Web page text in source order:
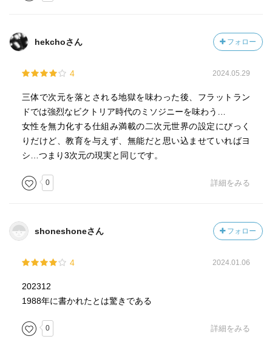
hekchoさん フォロー
4 2024.05.29
三体で次元を落とされる地獄を味わった後、フラットラン
ドでは強烈なビクトリア時代のミソジニーを味わう…
女性を無力化する仕組み満載の二次元世界の設定にびっく
りだけど、教育を与えず、無能だと思い込ませていればヨ
シ…つまり3次元の現実と同じです。
0 詳細をみる
shoneshoneさん フォロー
4 2024.01.06
202312
1988年に書かれたとは驚きである
0 詳細をみる